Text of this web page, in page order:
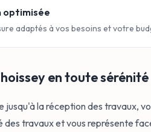
optimisée
adaptés à vos besoins et votre
en toute sérénité
jusqu'à la réception des travaux,
des travaux et vous représente